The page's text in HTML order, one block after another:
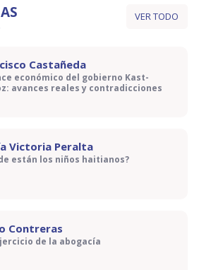
VER TODO
Castañeda
económico del gobierno Kast-
avances reales y contradicciones
Victoria Peralta
están los niños haitianos?
Contreras
de la abogacía